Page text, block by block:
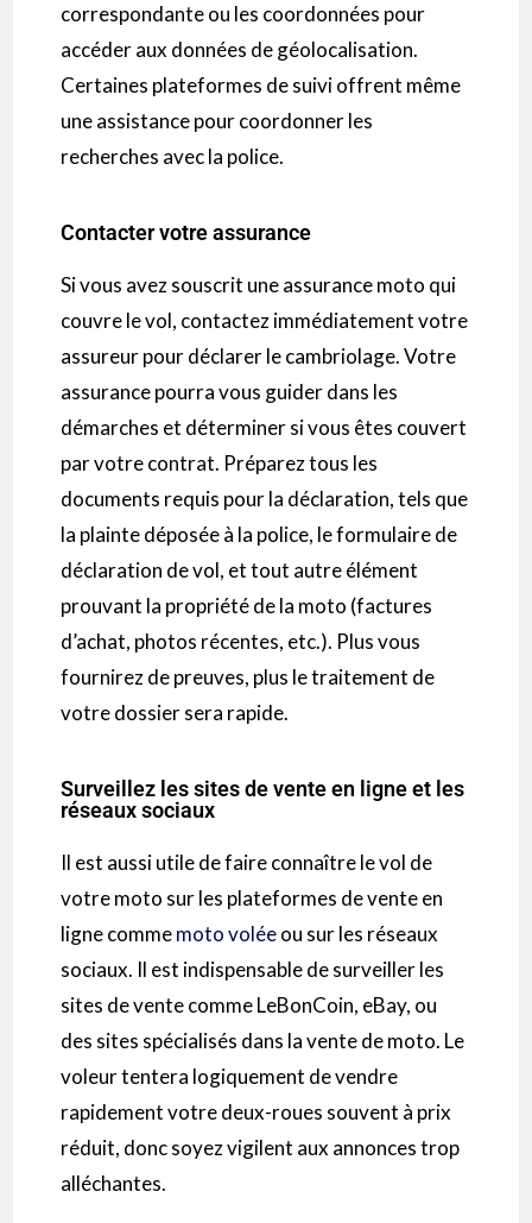
correspondante ou les coordonnées pour
accéder aux données de géolocalisation.
Certaines plateformes de suivi offrent même
une assistance pour coordonner les
recherches avec la police.
Contacter votre assurance
Si vous avez souscrit une assurance moto qui
couvre le vol, contactez immédiatement votre
assureur pour déclarer le cambriolage. Votre
assurance pourra vous guider dans les
démarches et déterminer si vous êtes couvert
par votre contrat. Préparez tous les
documents requis pour la déclaration, tels que
la plainte déposée à la police, le formulaire de
déclaration de vol, et tout autre élément
prouvant la propriété de la moto (factures
d’achat, photos récentes, etc.). Plus vous
fournirez de preuves, plus le traitement de
votre dossier sera rapide.
Surveillez les sites de vente en ligne et les
réseaux sociaux
Il est aussi utile de faire connaître le vol de
votre moto sur les plateformes de vente en
ligne commemoto voléeou sur les réseaux
sociaux. Il est indispensable de surveiller les
sites de vente comme LeBonCoin, eBay, ou
des sites spécialisés dans la vente de moto. Le
voleur tentera logiquement de vendre
rapidement votre deux-roues souvent à prix
réduit, donc soyez vigilent aux annonces trop
alléchantes.